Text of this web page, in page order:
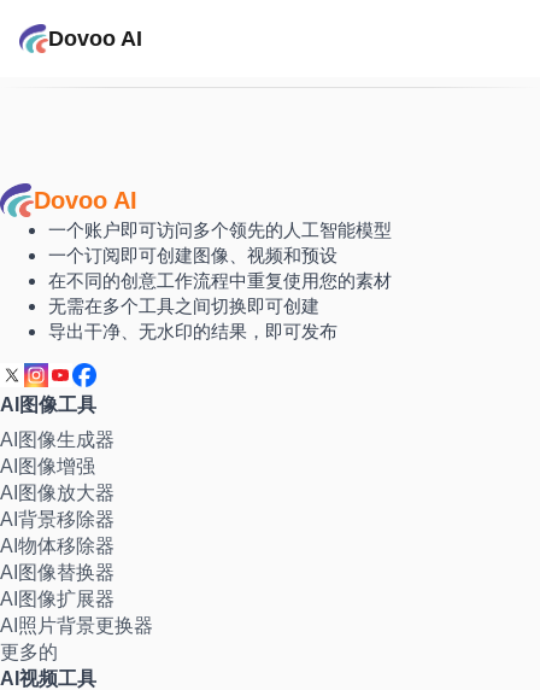
Dovoo AI
Dovoo AI
一个账户即可访问多个领先的人工智能模型
一个订阅即可创建图像、视频和预设
在不同的创意工作流程中重复使用您的素材
无需在多个工具之间切换即可创建
导出干净、无水印的结果，即可发布
AI图像工具
AI图像生成器
AI图像增强
AI图像放大器
AI背景移除器
AI物体移除器
AI图像替换器
AI图像扩展器
AI照片背景更换器
更多的
AI视频工具